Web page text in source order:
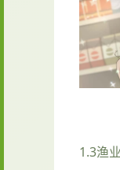
1.3渔业